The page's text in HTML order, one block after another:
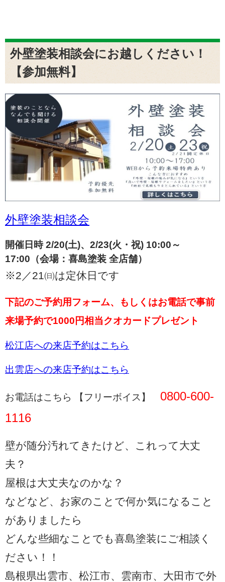
外壁塗装相談会にお越しください！
【参加無料】
外壁塗装相談会
開催日時 2/20(土)、2/23(火・祝) 10:00～
17:00（会場：喜島塗装 全店舗）
※2／21㈰は定休日です
下記のご予約用フォーム、もしくはお電話で事前
来場予約で1000円相当クオカードプレゼント
松江店への来店予約はこちら
出雲店への来店予約はこちら
お電話はこちら 【フリーボイス】 0800-600-
1116
壁が随分汚れてきたけど、これって大丈
夫？
屋根は大丈夫なのかな？
などなど、お家のことで何か気になること
がありましたら
どんな些細なことでも喜島塗装にご相談く
ださい！！
島根県出雲市、松江市、雲南市、大田市で外